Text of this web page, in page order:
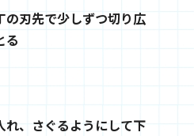
刃先で少しずつ切り広
る
、さぐるようにして下